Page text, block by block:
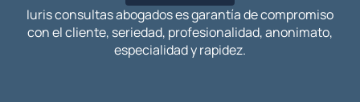
Iuris consultas abogados es garantía de compromiso
con el cliente, seriedad, profesionalidad, anonimato,
especialidad y rapidez.